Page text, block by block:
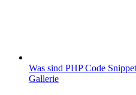
Was sind PHP Code
Gallerie